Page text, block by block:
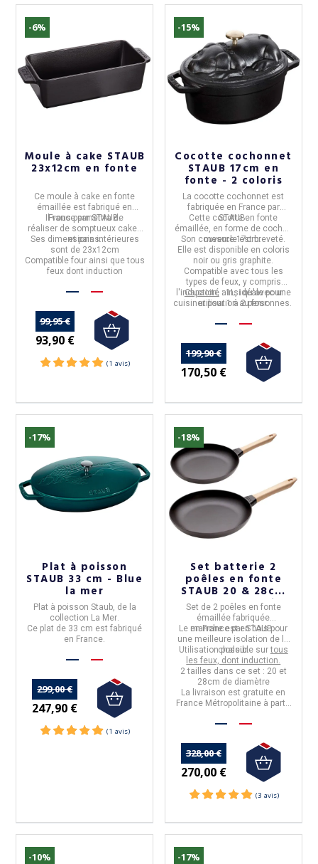
(5 avis)
-6%
Moule à cake STAUB
23x12cm en fonte
Ce moule à cake en fonte
émaillée estfabriqué en
France par STAUB.
Il vous permettra de
réaliser de somptueux cakes
et pains.
Ses dimensions intérieures
sont de 23x12cm
Compatible four ainsi que tous
feux dont induction
99,95 €
93,90 €
-15%
Cocotte cochonnet
STAUB 17cm en
fonte - 2 coloris
La cocotte cochonnet est
fabriquée en France par
STAUB.
Cette cocotte enfonte
émaillée, en forme de cochon
mesure17cm.
Son couvercle est breveté.
Elle est disponible en coloris
noir ou gris graphite.
Compatible avec tous les
types de feux, y compris
l'induction, ainsi qu'avec une
utilisation au four.
Capacité: 1L, idéale pour
cuisiner pour 1 à 2 personnes.
199,90 €
170,50 €
-17%
Plat à poisson
STAUB 33 cm - Blue
la mer
Plat à poisson Staub, de la
collection La Mer.
Ce plat de 33 cm estfabriqué
en France.
299,00 €
247,90 €
-18%
Set batterie 2
poêles en fonte
STAUB 20 & 28cm
manche en bois
Set de 2 poêles en fonte
émaillée fabriquée
enFranceparSTAUB.
Le manche est enboispour
une meilleure isolation de la
chaleur.
Utilisation possible sur tous
les feux, dont induction.
2 tailles dans ce set : 20 et
28cm de diamètre
La livraison est gratuite en
France Métropolitaine à partir
328,00 €
270,00 €
-10% -17%